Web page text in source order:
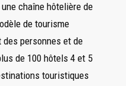
chaîne hôtelière de
de tourisme
personnes et de
de 100 hôtels 4 et 5
touristiques